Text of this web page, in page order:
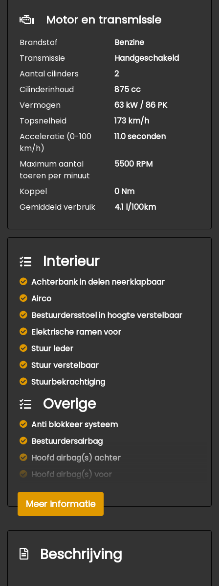
Motor en transmissie
Brandstof
Benzine
Transmissie
Handgeschakeld
Aantal cilinders
2
Cilinderinhoud
875 cc
Vermogen
63 kW / 86 PK
Topsnelheid
173 km/h
Acceleratie (0-100
km/h)
11.0 seconden
Maximum aantal
toeren per minuut
5500 RPM
Koppel
0 Nm
Gemiddeld verbruik
4.1 l/100km
Interieur
Achterbank in delen neerklapbaar
Airco
Bestuurdersstoel in hoogte verstelbaar
Elektrische ramen voor
Stuur leder
Stuur verstelbaar
Stuurbekrachtiging
Overige
Anti blokkeer systeem
Bestuurdersairbag
Hoofd airbag(s) achter
Hoofd airbag(s) voor
Knie airbag(s)
Passagiersairbag
Exterieur
Meer informatie
Beschrijving